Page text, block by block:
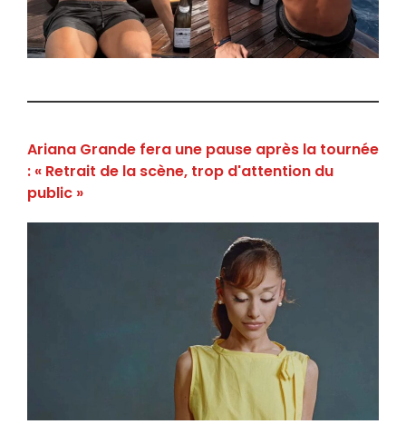
Ariana Grande fera une pause après la tournée
: « Retrait de la scène, trop d'attention du
public »